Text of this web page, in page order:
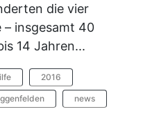
die vier
– insgesamt 40
14 Jahren...
2016
news